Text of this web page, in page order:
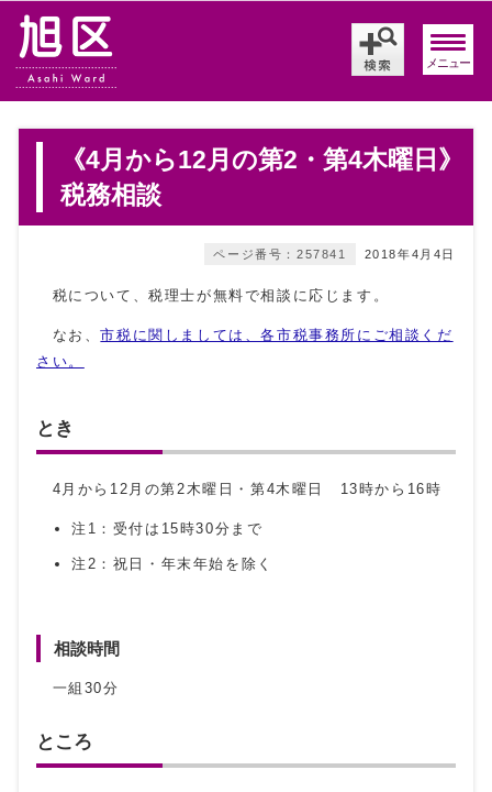
メニュー
《4月から12月の第2・第4木曜日》
税務相談
2018年4月4日
ページ番号：257841
税について、税理士が無料で相談に応じます。
なお、市税に関しましては、各市税事務所にご相談くだ
さい。
とき
4月から12月の第2木曜日・第4木曜日 13時から16時
注1：受付は15時30分まで
注2：祝日・年末年始を除く
相談時間
一組30分
ところ